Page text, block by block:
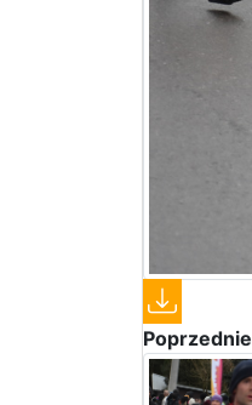
Poprzednie